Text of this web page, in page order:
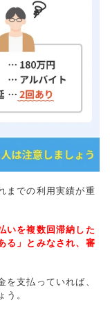
までの利用実績が重
いを複数回滞納した
る」とみなされ、審
を支払っていれば、
う。